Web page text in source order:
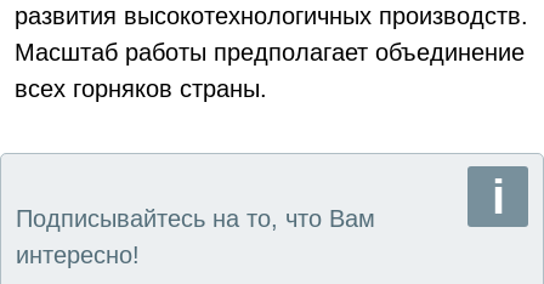
развития высокотехнологичных производств.
Масштаб работы предполагает объединение
всех горняков страны.
Подписывайтесь на то, что Вам
интересно!